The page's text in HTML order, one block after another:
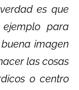
es que
para
imagen
las cosas
o centro